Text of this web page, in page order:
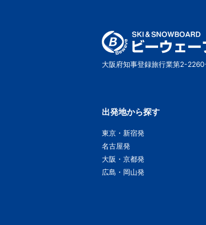
大阪府知事登録旅行業第2-
出発地から探す
東京・新宿発
名古屋発
大阪・京都発
広島・岡山発